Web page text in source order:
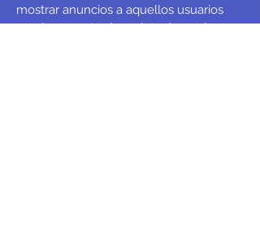
mostrar anuncios a aquellos usuarios
que han mostrado un interés por la